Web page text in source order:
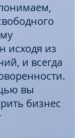
исходя из
и всегда
вы
бизнес